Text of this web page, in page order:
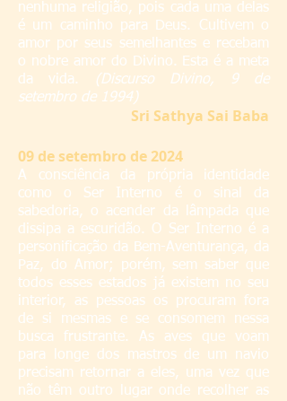
nenhuma religião, pois cada uma delas
é um caminho para Deus. Cultivem o
amor por seus semelhantes e recebam
o nobre amor do Divino. Esta é a meta
da vida.
(Discurso Divino, 9 de
setembro de 1994)
Sri Sathya Sai Baba
09 de setembro de 2024
A consciência da própria identidade
como o Ser Interno é o sinal da
sabedoria, o acender da lâmpada que
dissipa a escuridão. O Ser Interno é a
personificação da Bem-Aventurança, da
Paz, do Amor; porém, sem saber que
todos esses estados já existem no seu
interior, as pessoas os procuram fora
de si mesmas e se consomem nessa
busca frustrante. As aves que voam
para longe dos mastros de um navio
precisam retornar a eles, uma vez que
não têm outro lugar onde recolher as